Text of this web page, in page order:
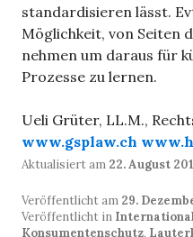
standardisieren lässt.
Möglichkeit, von Seiten
nehmen um daraus für
Prozesse zu lernen.
Ueli Grüter, LL.M.,
www.gsplaw.ch
Aktualisiert am 22. August
Veröffentlicht am 29.
Veröffentlicht in
Konsumentenschutz,